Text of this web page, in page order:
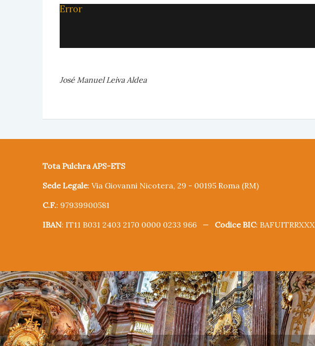
Error
José Manuel Leiva Aldea
Tota Pulchra APS-ETS
Sede Legale: Via Giovanni Nicotera, 29 - 00195 Roma (RM)
C.F.: 97939900581
IBAN: IT11 B031 2403 2170 0000 0233 966 — Codice BIC: BAFUITRRXXX